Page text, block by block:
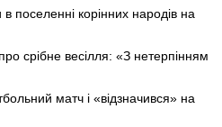
в поселенні корінних народів на
срібне весілля: «З нетерпінням
матч і «відзначився» на